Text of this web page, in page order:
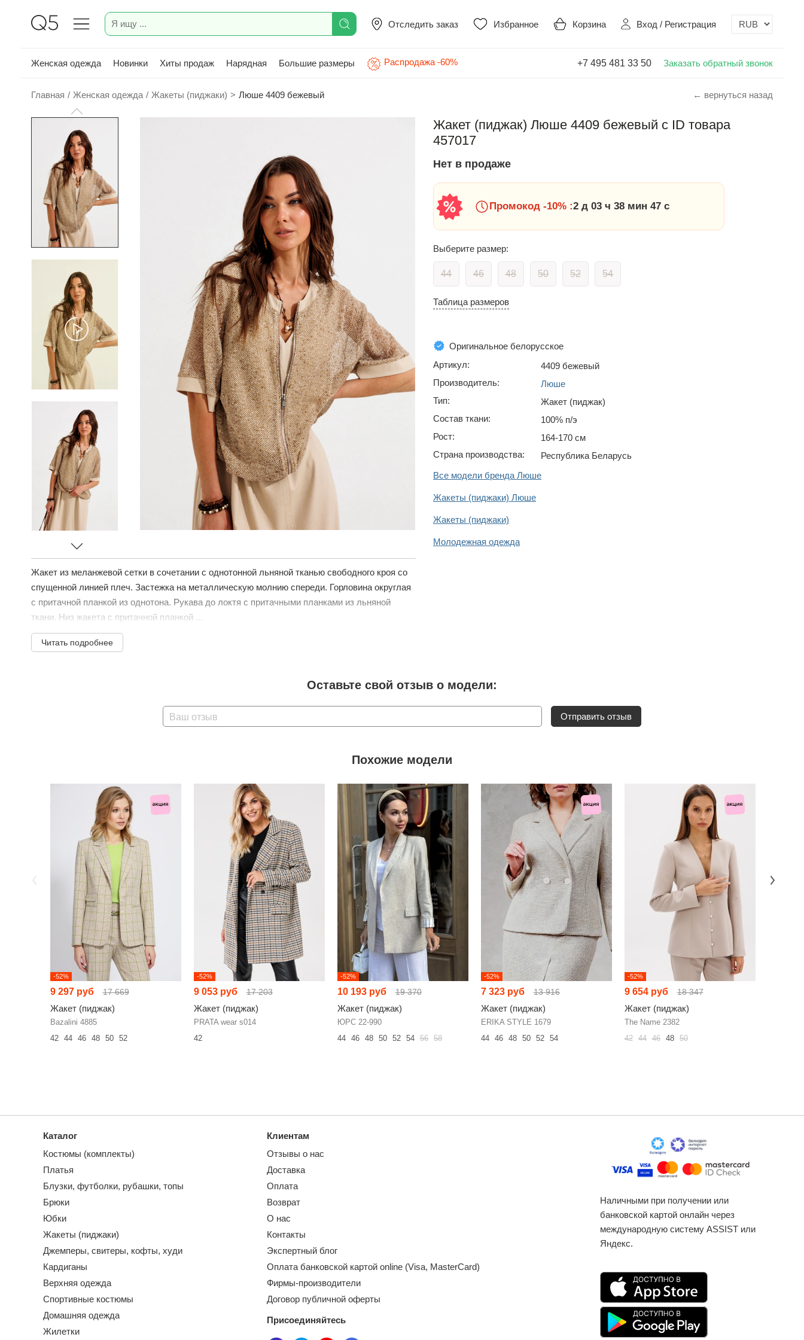
Отследить заказ Избранное Корзина Вход / Регистрация
Женская одежда Новинки Хиты продаж Нарядная Большие размеры Распродажа -60% +7 495 481 33 50 Заказать обратный звонок
Главная / Женская одежда / Жакеты (пиджаки) > Люше 4409 бежевый ← вернуться назад
Жакет из меланжевой сетки в сочетании с однотонной льняной тканью свободного кроя со
спущенной линией плеч. Застежка на металлическую молнию спереди. Горловина округлая
с притачной планкой из однотона. Рукава до локтя с притачными планками из льняной
ткани. Низ жакета с притачной планкой ...
Читать подробнее
Жакет (пиджак) Люше 4409 бежевый с ID товара
457017
Нет в продаже
Промокод -10% :2 д 03 ч 38 мин 46 с
Выберите размер:
44 46 48 50 52 54
Таблица размеров
Оригинальное белорусское
Артикул:
4409 бежевый
Производитель:
Люше
Тип:
Жакет (пиджак)
Состав ткани:
100% п/э
Рост:
164-170 см
Страна производства:
Республика Беларусь
Все модели бренда Люше
Жакеты (пиджаки) Люше
Жакеты (пиджаки)
Молодежная одежда
Оставьте свой отзыв о модели:
Ваш отзыв Отправить отзыв
Похожие модели
-52%
9 297 руб 17 669
Жакет (пиджак)
Bazalini 4885
42
44 46 48 50 52
-52%
9 053 руб 17 203
Жакет (пиджак)
PRATA wear s014
42
-52%
10 193 руб 19 370
Жакет (пиджак)
ЮРС 22-990
44
46 48 50 52 54 56 58
-52%
7 323 руб 13 916
Жакет (пиджак)
ERIKA STYLE 1679
44
46 48 50 52 54
-52%
9 654 руб 18 347
Жакет (пиджак)
The Name 2382
42 44 46 48 50
Каталог
Костюмы (комплекты)
Платья
Блузки, футболки, рубашки, топы
Брюки
Юбки
Жакеты (пиджаки)
Джемперы, свитеры, кофты, худи
Кардиганы
Верхняя одежда
Спортивные костюмы
Домашняя одежда
Жилетки
Клиентам
Отзывы о нас
Доставка
Оплата
Возврат
О нас
Контакты
Экспертный блог
Оплата банковской картой online (Visa, MasterCard)
Фирмы-производители
Договор публичной оферты
Присоединяйтесь
Наличными при получении или
банковской картой онлайн через
международную систему ASSIST или
Яндекс.